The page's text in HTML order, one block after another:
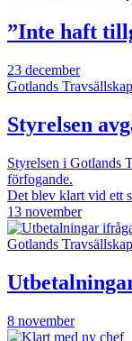
”Inte haft
23 december
Gotlands Travsällskap
Styrelsen
Styrelsen i Gotlands
förfogande.
Det blev klart vid ett
13 november
Gotlands Travsällskap
8 november